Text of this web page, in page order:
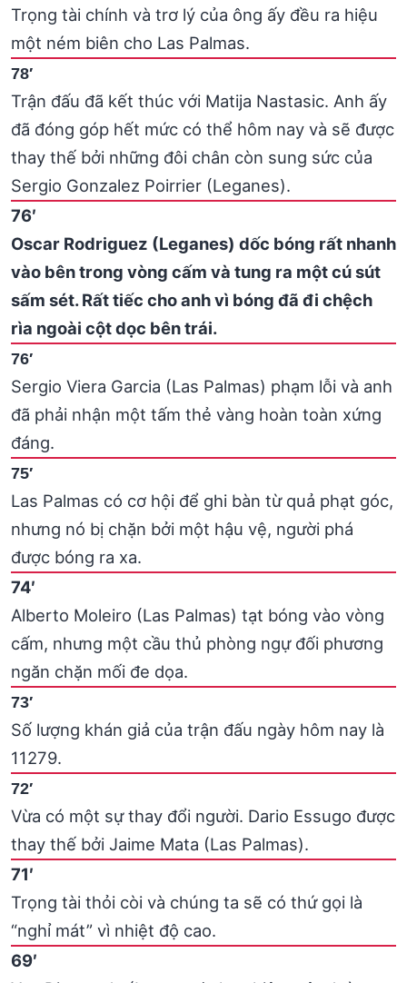
Trọng tài chính và trơ lý của ông ấy đều ra hiệu
một ném biên cho Las Palmas.
78′
Trận đấu đã kết thúc với Matija Nastasic. Anh ấy
đã đóng góp hết mức có thể hôm nay và sẽ được
thay thế bởi những đôi chân còn sung sức của
Sergio Gonzalez Poirrier (Leganes).
76′
Oscar Rodriguez (Leganes) dốc bóng rất nhanh
vào bên trong vòng cấm và tung ra một cú sút
sấm sét. Rất tiếc cho anh vì bóng đã đi chệch
rìa ngoài cột dọc bên trái.
76′
Sergio Viera Garcia (Las Palmas) phạm lỗi và anh
đã phải nhận một tấm thẻ vàng hoàn toàn xứng
đáng.
75′
Las Palmas có cơ hội để ghi bàn từ quả phạt góc,
nhưng nó bị chặn bởi một hậu vệ, người phá
được bóng ra xa.
74′
Alberto Moleiro (Las Palmas) tạt bóng vào vòng
cấm, nhưng một cầu thủ phòng ngự đối phương
ngăn chặn mối đe dọa.
73′
Số lượng khán giả của trận đấu ngày hôm nay là
11279.
72′
Vừa có một sự thay đổi người. Dario Essugo được
thay thế bởi Jaime Mata (Las Palmas).
71′
Trọng tài thỏi còi và chúng ta sẽ có thứ gọi là
“nghỉ mát” vì nhiệt độ cao.
69′